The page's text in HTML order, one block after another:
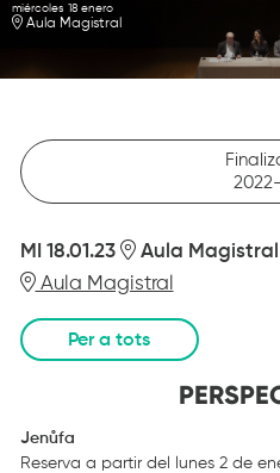
miércoles 18 enero
Aula Magistral
MI 18.01.23
Aula Magistral
Aula Magistral
Per a tots
Jenůfa
Reserva a partir del lunes 2 de